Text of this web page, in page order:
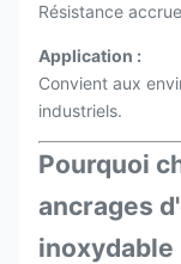
Résistance
Application :
Convient aux
industriels.
Pourquoi
ancrages
inoxydable